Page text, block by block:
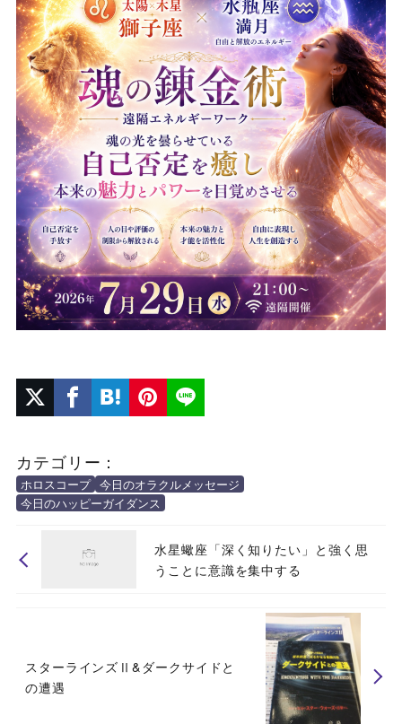
カテゴリー：
ホロスコープ 今日のオラクルメッセージ
今日のハッピーガイダンス
水星蠍座「深く知りたい」と強く思
うことに意識を集中する
スターラインズⅡ&ダークサイドと
の遭遇